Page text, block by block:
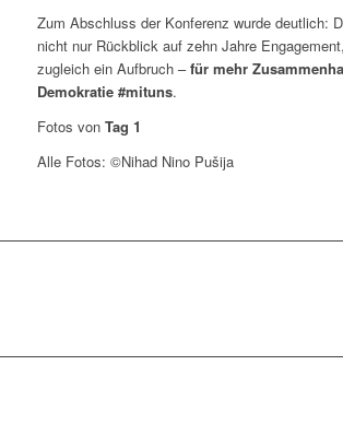
Zum Abschluss der Konferenz wurde deutlich:
nicht nur Rückblick auf zehn Jahre
zugleich ein Aufbruch –für mehr
Demokratie #mituns.
Fotos von Tag 1
Alle Fotos: ©Nihad Nino Pušija